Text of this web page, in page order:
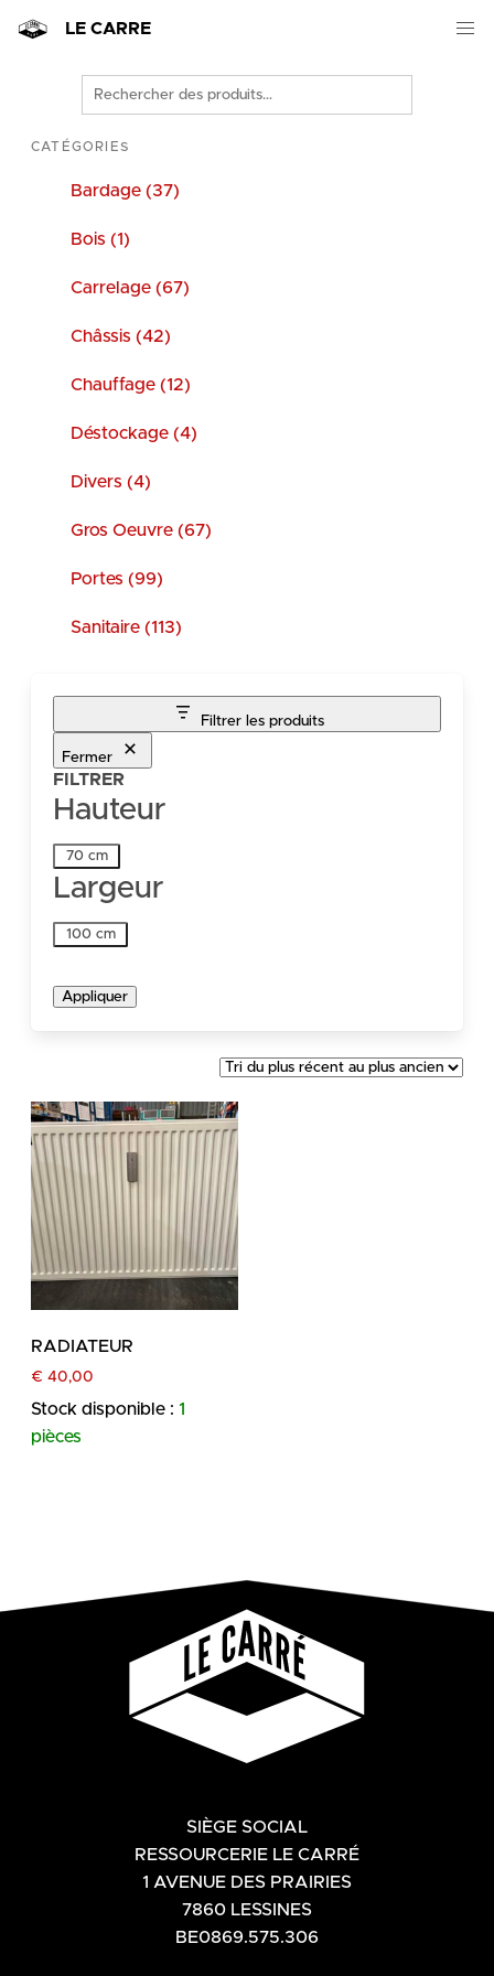
LE CARRE
Rechercher
des
produits
CATÉGORIES
Bardage (37)
Bois (1)
Carrelage (67)
Châssis (42)
Chauffage (12)
Déstockage (4)
Divers (4)
Gros Oeuvre (67)
Portes (99)
Sanitaire (113)
Filtrer les produits
Fermer
FILTRER
Hauteur
Hauteur
70 cm
Largeur
Largeur
100 cm
Appliquer
RADIATEUR
€ 40,00
Stock disponible : 1
pièces
SIÈGE SOCIAL
RESSOURCERIE LE CARRÉ
1 AVENUE DES PRAIRIES
7860 LESSINES
BE0869.575.306